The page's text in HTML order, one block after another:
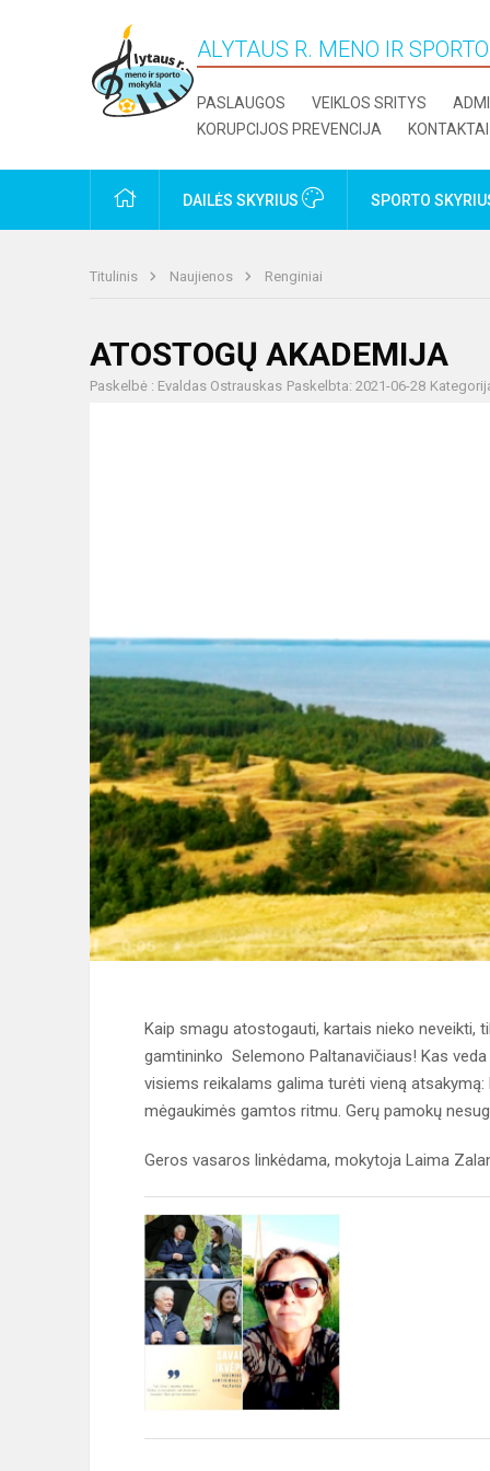
ALYTAUS R. MENO IR
PASLAUGOS VEIKLOS SRITYS
KORUPCIJOS PREVENCIJA
KONTAKTAI
PRADŽIADAILĖS SKYRIUS SPORTO
Titulinis Naujienos Renginiai
ATOSTOGŲ AKADEMIJA
Paskelbė : Evaldas Ostrauskas Paskelbta: 2021-06-28
Kaip smagu atostogauti, kartais nieko neveikti,
gamtininko Selemono Paltanavičiaus! Kas
visiems reikalams galima turėti vieną atsakymą:
mėgaukimės gamtos ritmu. Gerų pamokų
Geros vasaros linkėdama, mokytoja Laima